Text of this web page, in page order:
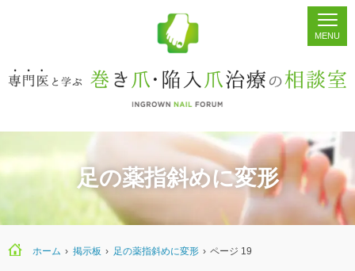
シェア 掲示板 検索
足の薬指斜めに変形
ホーム › › 足の薬指斜めに変形 › ページ 19